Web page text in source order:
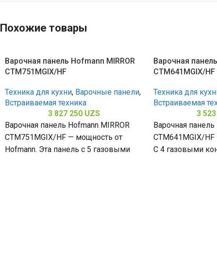
Похожие товары
Варочная панель Hofmann MIRROR
CTM751MGIX/HF
Техника для кухни, Варочные панели,
Встраиваемая техника
3 827 250 UZS
Варочная панель Hofmann MIRROR
CTM751MGIX/HF — мощность от
Hofmann. Эта панель с 5 газовыми
Варочная
CTM641MGIX/HF
Техника для
Встраиваемая
3
Варочная
CTM641MGIX/HF
С 4 газовыми